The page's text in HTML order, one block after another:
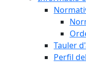
Tauler
Perfil